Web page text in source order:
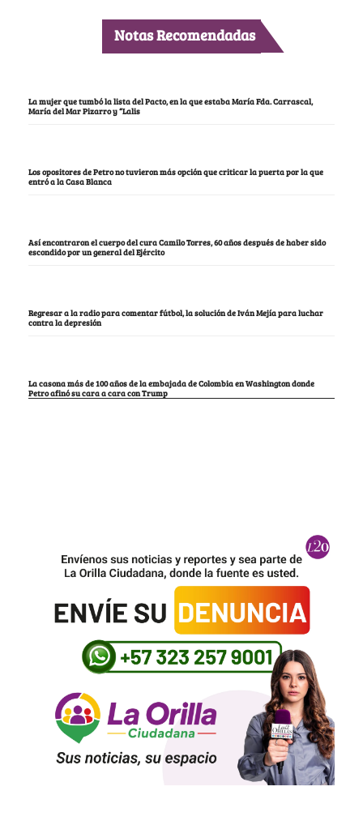
Notas Recomendadas
La mujer que tumbó la lista del Pacto, en la que estaba María Fda. Carrascal,
María del Mar Pizarro y “Lalis
Los opositores de Petro no tuvieron más opción que criticar la puerta por la que
entró a la Casa Blanca
Así encontraron el cuerpo del cura Camilo Torres, 60 años después de haber sido
escondido por un general del Ejército
Regresar a la radio para comentar fútbol, la solución de Iván Mejía para luchar
contra la depresión
La casona más de 100 años de la embajada de Colombia en Washington donde
Petro afinó su cara a cara con Trump